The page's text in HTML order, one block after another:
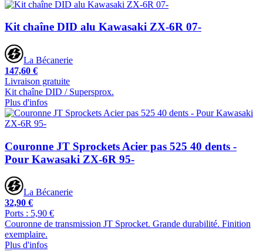
Kit chaîne DID alu Kawasaki ZX-6R 07-
La Bécanerie
147,60 €
Livraison gratuite
Kit chaîne DID / Supersprox.
Plus d'infos
Couronne JT Sprockets Acier pas 525 40 dents -
Pour Kawasaki ZX-6R 95-
La Bécanerie
32,90 €
Ports : 5,90 €
Couronne de transmission JT Sprocket. Grande durabilité. Finition
exemplaire.
Plus d'infos